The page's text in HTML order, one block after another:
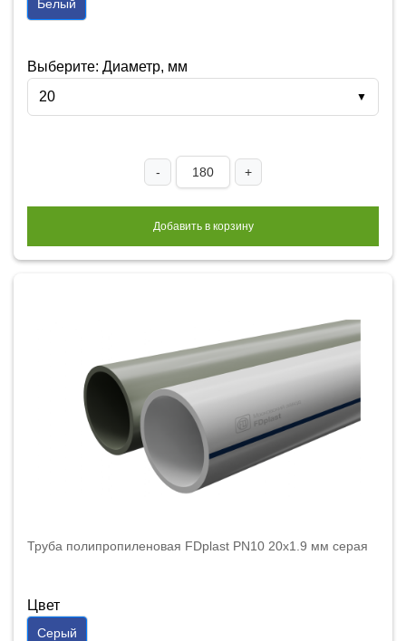
Белый
Выберите: Диаметр, мм
20
▼
- +
Добавить в корзину
Труба полипропиленовая FDplast PN10 20x1.9 мм серая
Цвет
Серый